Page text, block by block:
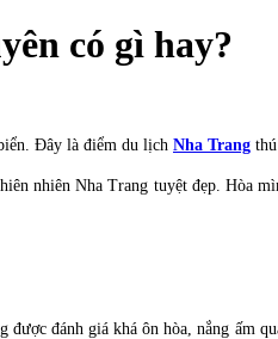
có gì hay?
Đây là điểm du lịch Nha Trang
nhiên Nha Trang tuyệt đẹp. Hòa
đánh giá khá ôn hòa, nắng ấm